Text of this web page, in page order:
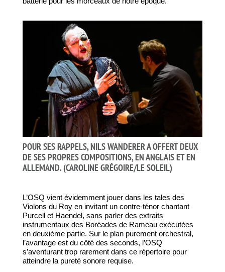
POUR SES RAPPELS, NILS WANDERER A OFFERT DEUX
DE SES PROPRES COMPOSITIONS, EN ANGLAIS ET EN
ALLEMAND.(CAROLINE GRÉGOIRE/LE SOLEIL)
L’OSQ vient évidemment jouer dans les tales des
Violons du Roy en invitant un contre-ténor chantant
Purcell et Haendel, sans parler des extraits
instrumentaux des Boréades de Rameau exécutées
en deuxième partie. Sur le plan purement orchestral,
l’avantage est du côté des seconds, l’OSQ
s’aventurant trop rarement dans ce répertoire pour
atteindre la pureté sonore requise.